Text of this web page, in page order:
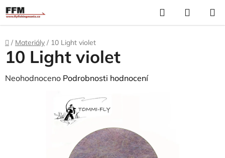
Přejít
na
obsah
Hledat
Domů
/ Materiály / 10 Light violet
10 Light violet
Průměrné
Neohodnoceno Podrobnosti hodnocení